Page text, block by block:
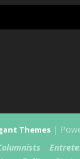
Themes |